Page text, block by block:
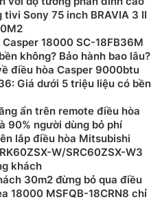
hòa Panasonic giá rẻCS-
dàn lạnh. Lúc này, tốc
tối thiểu. Đây là chế độ lý
trường yên tĩnh, thanh bình
tivi Sony 75 inch BRAVIA 3 II
18000 SC-18FB36M
không? Bảo hành bao lâu?
điều hòa Casper 9000btu
Giá dưới 5 triệu liệu có bền
ẩn trên remote điều hòa
90% người dùng bỏ phí
lắp điều hòa Mitsubishi
W/SRC60ZSX-W3
khách
30m2 đừng bỏ qua điều
18000 MSFQB-18CRN8 chỉ